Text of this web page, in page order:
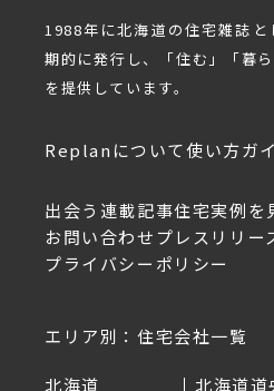
1988年に北海道の住宅雑誌
期的に発行し、「住む」「暮
を提供しています。
Replanについて使い方ガ
出会う 連載記事住宅実例を
お問い合わせ プレスリリー
プライバシーポリシー
エリア別：住宅会社一覧
北海道 北海道道